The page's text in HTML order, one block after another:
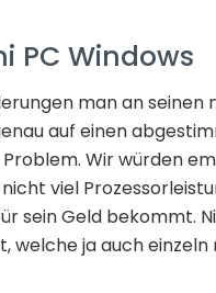
PC Windows
man an seinen
auf einen
Wir würden
viel
sein Geld bekommt.
welche ja auch